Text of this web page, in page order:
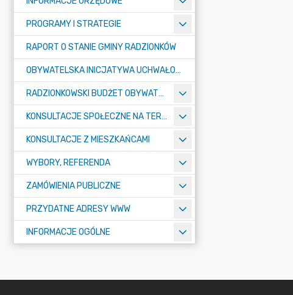
PROGRAMY I STRATEGIE
RAPORT O STANIE GMINY RADZIONKÓW
OBYWATELSKA INICJATYWA UCHWAŁODAWCZA
RADZIONKOWSKI BUDŻET OBYWATELSKI
KONSULTACJE SPOŁECZNE NA TERENIE MIASTA RADZIONKÓW
KONSULTACJE Z MIESZKAŃCAMI
WYBORY, REFERENDA
ZAMÓWIENIA PUBLICZNE
PRZYDATNE ADRESY WWW
INFORMACJE OGÓLNE